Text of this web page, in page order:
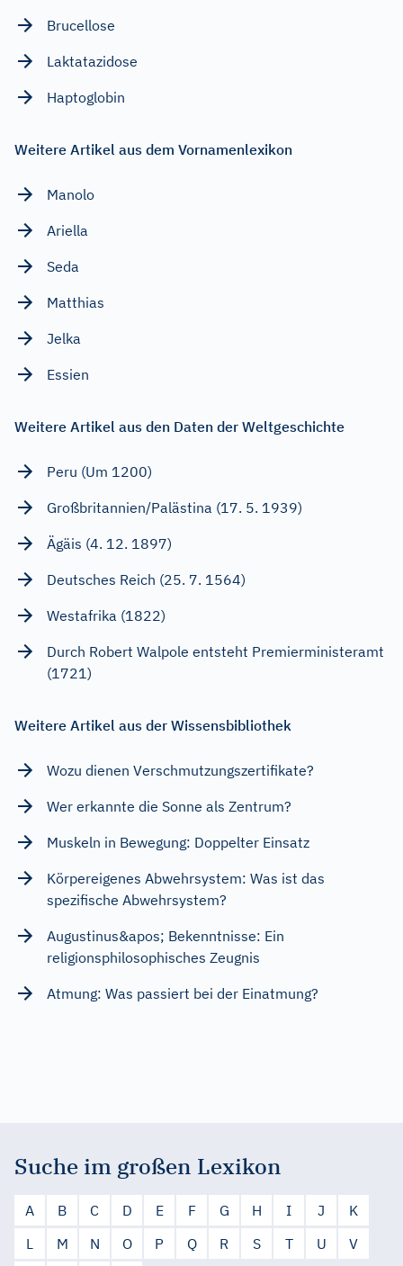
Brucellose
Laktatazidose
Haptoglobin
Weitere Artikel aus dem Vornamenlexikon
Manolo
Ariella
Seda
Matthias
Jelka
Essien
Weitere Artikel aus den Daten der Weltgeschichte
Peru (Um 1200)
Großbritannien/Palästina (17. 5. 1939)
Ägäis (4. 12. 1897)
Deutsches Reich (25. 7. 1564)
Westafrika (1822)
Durch Robert Walpole entsteht Premierministeramt
(1721)
Weitere Artikel aus der Wissensbibliothek
Wozu dienen Verschmutzungszertifikate?
Wer erkannte die Sonne als Zentrum?
Muskeln in Bewegung: Doppelter Einsatz
Körpereigenes Abwehrsystem: Was ist das
spezifische Abwehrsystem?
Augustinus&apos; Bekenntnisse: Ein
religionsphilosophisches Zeugnis
Atmung: Was passiert bei der Einatmung?
Suche im großen Lexikon
A B C D E F G H I J
K
L
M N O P Q R S T U
V